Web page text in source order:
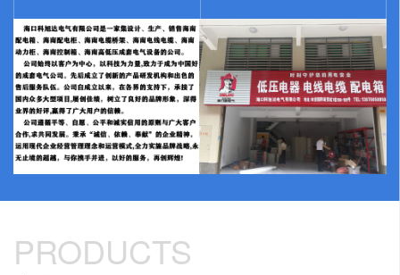
PRODUCTS